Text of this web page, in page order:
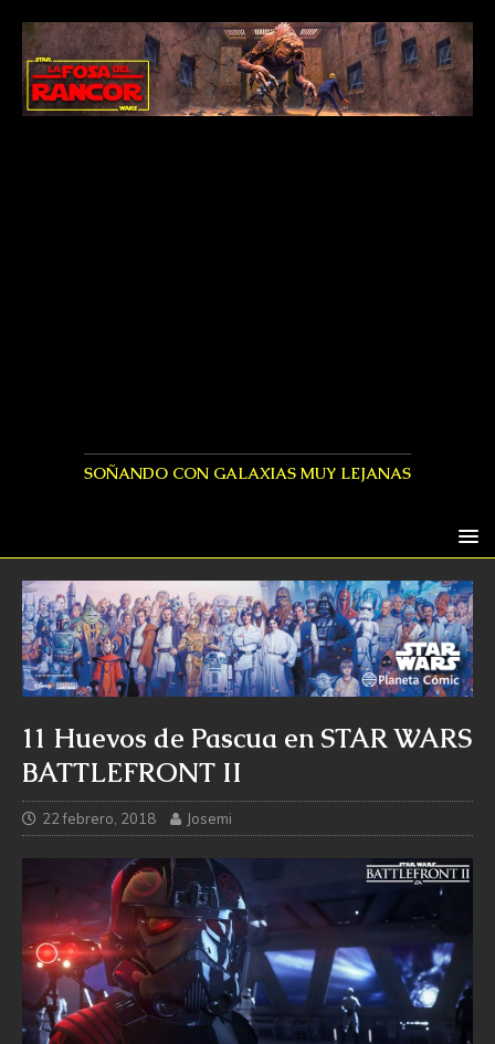
SOÑANDO CON GALAXIAS MUY LEJANAS
11 Huevos de Pascua en STAR WARS
BATTLEFRONT II
22 febrero, 2018 Josemi